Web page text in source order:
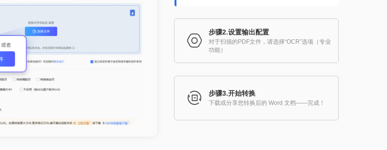
步骤2.设置输出配置
对于扫描的PDF文件，请选择“OCR”选项（专业
功能）
步骤3.开始转换
下载或分享您转换后的 Word 文档——完成！